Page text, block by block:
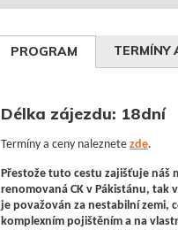
PROGRAM TERMÍNY
Délka zájezdu: 18dní
Termíny a ceny naleznete zde.
Přestože tuto cestu zajišťuje náš
renomovaná CK v Pákistánu, tak
je považován za nestabilní zemi,
komplexním pojištěním a na